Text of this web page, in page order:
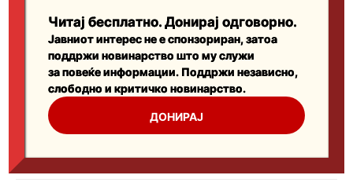
Читај бесплатно. Донирај одговорно.
Јавниот интерес не е спонзориран, затоа
поддржи новинарство што му служи
за повеќе информации. Поддржи независно,
слободно и критичко новинарство.
ДОНИРАЈ